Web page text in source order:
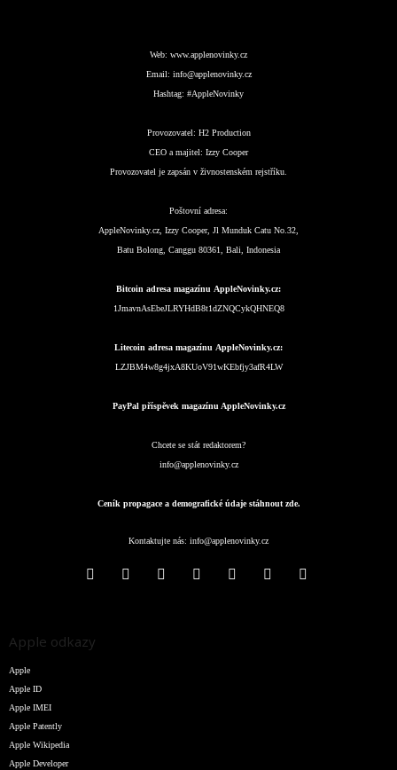
Web: www.applenovinky.cz
Email: info@applenovinky.cz
Hashtag: #AppleNovinky
Provozovatel: H2 Production
CEO a majitel: Izzy Cooper
Provozovatel je zapsán v živnostenském rejstříku.
Poštovní adresa:
AppleNovinky.cz, Izzy Cooper, Jl Munduk Catu No.32,
Batu Bolong, Canggu 80361, Bali, Indonesia
Bitcoin adresa magazínu AppleNovinky.cz:
1JmavnAsEbeJLRYHdB8t1dZNQCykQHNEQ8
Litecoin adresa magazínu AppleNovinky.cz:
LZJBM4w8g4jxA8KUoV91wKEbfjy3afR4LW
PayPal příspěvek magazínu AppleNovinky.cz
Chcete se stát redaktorem?
info@applenovinky.cz
Ceník propagace a demografické údaje stáhnout zde.
Kontaktujte nás: info@applenovinky.cz
Apple odkazy
Apple
Apple ID
Apple IMEI
Apple Patently
Apple Wikipedia
Apple Developer